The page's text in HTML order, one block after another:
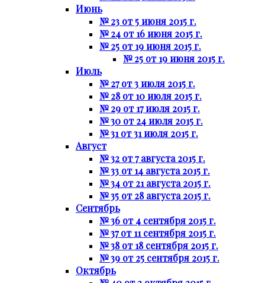
Июнь
№ 23 от 5 июня 2015 г.
№ 24 от 16 июня 2015 г.
№ 25 от 19 июня 2015 г.
№ 25 от 19 июня 2015 г.
Июль
№ 27 от 3 июля 2015 г.
№ 28 от 10 июля 2015 г.
№ 29 от 17 июля 2015 г.
№ 30 от 24 июля 2015 г.
№ 31 от 31 июля 2015 г.
Август
№ 32 от 7 августа 2015 г.
№ 33 от 14 августа 2015 г.
№ 34 от 21 августа 2015 г.
№ 35 от 28 августа 2015 г.
Сентябрь
№ 36 от 4 сентября 2015 г.
№ 37 от 11 сентября 2015 г.
№ 38 от 18 сентября 2015 г.
№ 39 от 25 сентября 2015 г.
Октябрь